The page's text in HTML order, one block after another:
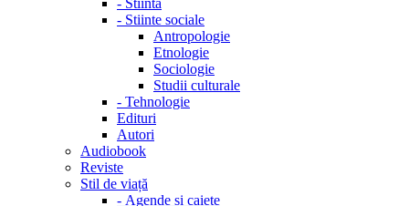
- Stiinta
- Stiinte sociale
Antropologie
Etnologie
Sociologie
Studii culturale
- Tehnologie
Edituri
Autori
Audiobook
Reviste
Stil de viață
- Agende și caiete